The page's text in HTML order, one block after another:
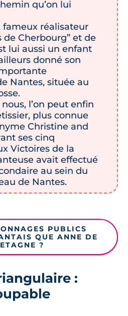
qu’on lui
fameux réalisateur
de Cherbourg” et de
lui aussi un enfant
donné son
Nantes, située au
l’on peut enfin
plus connue
Christine and
ses cinq
Victoires de la
avait effectué
au sein du
de Nantes.
PUBLICS
QUE ANNE DE
?
: